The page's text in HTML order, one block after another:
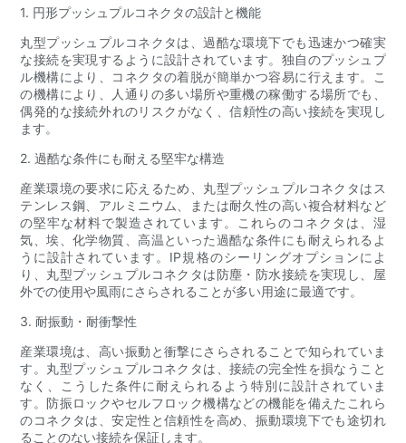
1. 円形プッシュプルコネクタの設計と機能
丸型プッシュプルコネクタは、過酷な環境下でも迅速かつ確実
な接続を実現するように設計されています。独自のプッシュプ
ル機構により、コネクタの着脱が簡単かつ容易に行えます。こ
の機構により、人通りの多い場所や重機の稼働する場所でも、
偶発的な接続外​​れのリスクがなく、信頼性の高い接続を実現し
ます。
2. 過酷な条件にも耐える堅牢な構造
産業環境の要求に応えるため、丸型プッシュプルコネクタはス
テンレス鋼、アルミニウム、または耐久性の高い複合材料など
の堅牢な材料で製造されています。これらのコネクタは、湿
気、埃、化学物質、高温といった過酷な条件にも耐えられるよ
うに設計されています。IP規格のシーリングオプションによ
り、丸型プッシュプルコネクタは防塵・防水接続を実現し、屋
外での使用や風雨にさらされることが多い用途に最適です。
3. 耐振動・耐衝撃性
産業環境は、高い振動と衝撃にさらされることで知られていま
す。丸型プッシュプルコネクタは、接続の完全性を損なうこと
なく、こうした条件に耐えられるよう特別に設計されていま
す。防振ロックやセルフロック機構などの機能を備えたこれら
のコネクタは、安定性と信頼性を高め、振動環境下でも途切れ
ることのない接続を保証します。